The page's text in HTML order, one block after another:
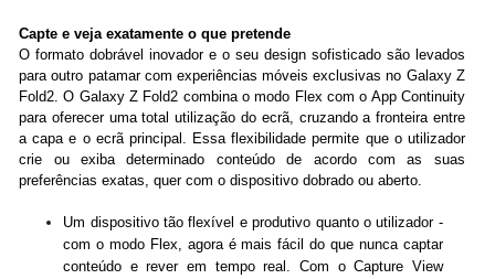
Capte e veja exatamente o que pretende
O formato dobrável inovador e o seu design sofisticado são levados
para outro patamar com experiências móveis exclusivas no Galaxy Z
Fold2. O Galaxy Z Fold2 combina o modo Flex com o App Continuity
para oferecer uma total utilização do ecrã, cruzando a fronteira entre
a capa e o ecrã principal. Essa flexibilidade permite que o utilizador
crie ou exiba determinado conteúdo de acordo com as suas
preferências exatas, quer com o dispositivo dobrado ou aberto.
Um dispositivo tão flexível e produtivo quanto o utilizador -
com o modo Flex, agora é mais fácil do que nunca captar
conteúdo e rever em tempo real. Com o Capture View